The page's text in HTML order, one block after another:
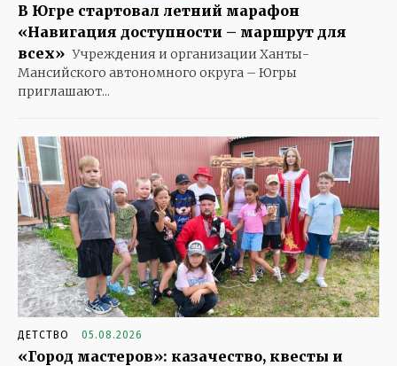
В Югре стартовал летний марафон
«Навигация доступности – маршрут для
всех» Учреждения и организации Ханты-
Мансийского автономного округа – Югры
приглашают...
ДЕТСТВО 05.08.2026
«Город мастеров»: казачество, квесты и